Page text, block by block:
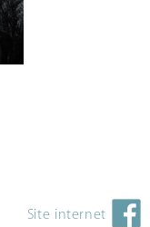
Site internet